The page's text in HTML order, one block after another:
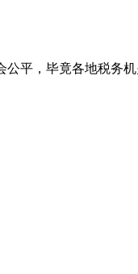
，毕竟各地税务机